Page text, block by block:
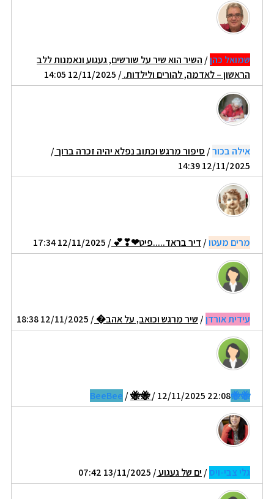
שמואל כהן/ השיר הוא שיר על שורשים, געגוע ונאמנות ללב
הראשון – לאדמה, להורים ולילדות./ 12/11/2025 14:05
אילה בכור/ סיפור מרגש וכתוב נפלא יהיה זכרה ברוך/
12/11/2025 14:39
מרים מעטו/ דיר בראד.....פיט❤❣💕 / 12/11/2025 17:34
עידית אורדן/ שיר מרגש וכואב, על אהב�/ 12/11/2025 18:38
🐝🐝BeeBee
/🐝🐝/ 12/11/2025 22:08
גלי צבי-ויס/ ים של געגוע/ 13/11/2025 07:42